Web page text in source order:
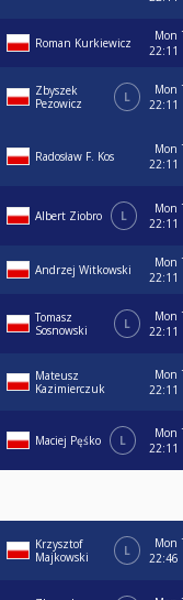
Roman Kurkiewicz
Mon
22:11
Zbyszek
Pezowicz
L
Mon
22:11
Radosław F. Kos
Mon
22:11
Albert Ziobro L
Mon
22:11
Andrzej Witkowski
Mon
22:11
Tomasz
Sosnowski
L
Mon
22:11
Mateusz
Kazimierczuk
Mon
22:11
Maciej Pęśko L
Mon
22:11
Krzysztof
Majkowski
L
Mon
22:46